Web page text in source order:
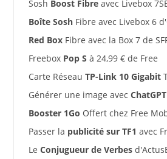
Sosh Boost Fibreavec Livebox
Boîte SoshFibre avec Livebox 6
Red BoxFibre avec la Box 7 de
Freebox Pop S à 24,99 € de Free
Carte Réseau TP-Link 10 Gigabit
Générer une image avec ChatGPT
Booster 1Go Offert chez Free
Passer la publicité sur TF1 avec
Le Conjugueur de Verbes